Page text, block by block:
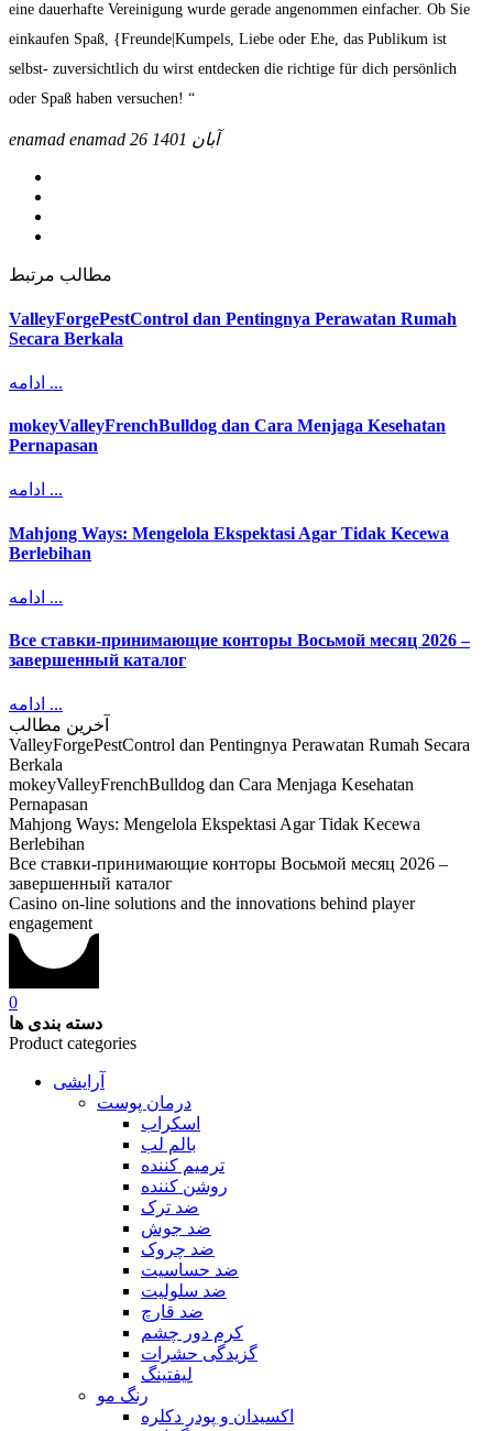
eine dauerhafte Vereinigung wurde gerade angenommen einfacher. Ob Sie
einkaufen Spaß, {Freunde|Kumpels, Liebe oder Ehe, das Publikum ist
selbst- zuversichtlich du wirst entdecken die richtige für dich persönlich
oder Spaß haben versuchen! “
enamad enamad 26 آبان 1401
مطالب مرتبط
ValleyForgePestControl dan Pentingnya Perawatan Rumah
Secara Berkala
ادامه ...
mokeyValleyFrenchBulldog dan Cara Menjaga Kesehatan
Pernapasan
ادامه ...
Mahjong Ways: Mengelola Ekspektasi Agar Tidak Kecewa
Berlebihan
ادامه ...
Все ставки-принимающие конторы Восьмой месяц 2026 –
завершенный каталог
ادامه ...
آخرین مطالب
ValleyForgePestControl dan Pentingnya Perawatan Rumah Secara
Berkala
mokeyValleyFrenchBulldog dan Cara Menjaga Kesehatan
Pernapasan
Mahjong Ways: Mengelola Ekspektasi Agar Tidak Kecewa
Berlebihan
Все ставки-принимающие конторы Восьмой месяц 2026 –
завершенный каталог
Casino on-line solutions and the innovations behind player
engagement
0
دسته بندی ها
Product categories
آرایشی
درمان پوست
اسکراب
بالم لب
ترمیم کننده
روشن کننده
ضد ترک
ضد جوش
ضد چروک
ضد حساسیت
ضد سلولیت
ضد قارچ
کرم دور چشم
گزیدگی حشرات
لیفتینگ
رنگ مو
اکسیدان و پودر دکلره